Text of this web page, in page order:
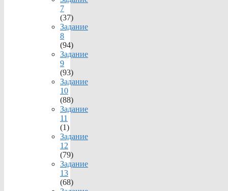
7
(37)
Задание
8
(94)
Задание
9
(93)
Задание
10
(88)
Задание
11
(1)
Задание
12
(79)
Задание
13
(68)